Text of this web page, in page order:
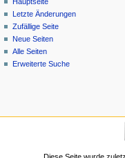
Letzte Änderungen
Zufällige Seite
Neue Seiten
Alle Seiten
Erweiterte Suche
Diese Seite wurde